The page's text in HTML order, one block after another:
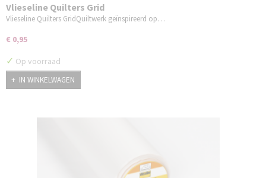
Vlieseline Quilters Grid
Vlieseline Quilters GridQuiltwerk geïnspireerd op…
€ 0,95
✓ Op voorraad
IN WINKELWAGEN